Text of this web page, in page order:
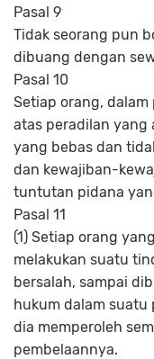
Pasal 9
Tidak seorang pun
dibuang dengan
Pasal 10
Setiap orang,
atas peradilan yang
yang bebas dan
dan kewajiban-
tuntutan pidana
Pasal 11
(1) Setiap orang
melakukan suatu
bersalah, sampai
hukum dalam suatu
dia memperoleh
pembelaannya.